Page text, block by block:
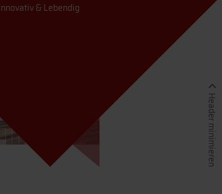
& Lebendig
Header minimieren